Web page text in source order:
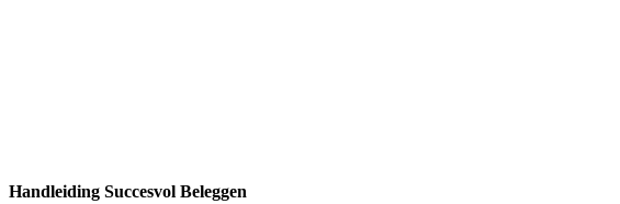
Handleiding Succesvol Beleggen